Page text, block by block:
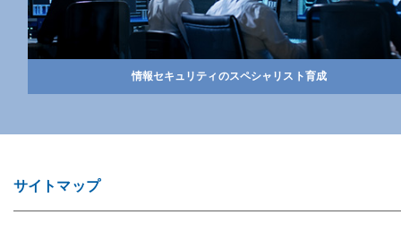
情報セキュリティのスペシャリスト育成
サイトマップ